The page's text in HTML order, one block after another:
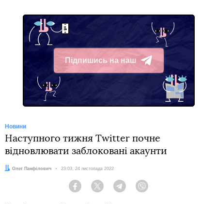
Підпишись на наш
Telegram
Новини
Наступного тижня Twitter почне
відновлювати заблоковані акаунти
Автор:
Олег Панфілович Дата:
23:03, 24 листопада 2022
Facebook Twitter Telegram